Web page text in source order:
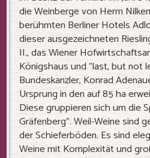
die Weinberge von Herrn
berühmten Berliner Hotels
dieser ausgezeichneten
II., das Wiener
Königshaus und "last, but not
Bundeskanzler, Konrad
Ursprung in den auf 85 ha
Diese gruppieren sich um die
Gräfenberg". Weil-Weine sind
der Schieferböden. Es sind
Weine mit Komplexität und